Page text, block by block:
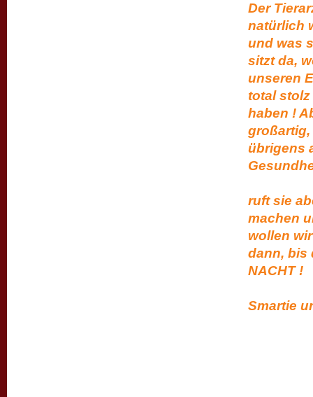
Der
natürlich
und was
sitzt da,
unseren
total
haben !
großartig,
übrigens
ruft sie
machen
wollen
dann, bis
Smartie